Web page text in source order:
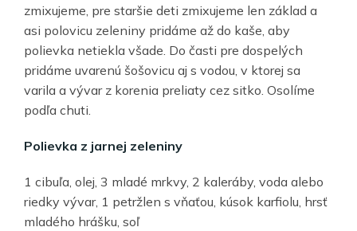
zmixujeme, pre staršie deti zmixujeme len základ a
asi polovicu zeleniny pridáme až do kaše, aby
polievka netiekla všade. Do časti pre dospelých
pridáme uvarenú šošovicu aj s vodou, v ktorej sa
varila a vývar z korenia preliaty cez sitko. Osolíme
podľa chuti.
Polievka z jarnej zeleniny
1 cibuľa, olej, 3 mladé mrkvy, 2 kaleráby, voda alebo
riedky vývar, 1 petržlen s vňaťou, kúsok karfiolu, hrsť
mladého hrášku, soľ